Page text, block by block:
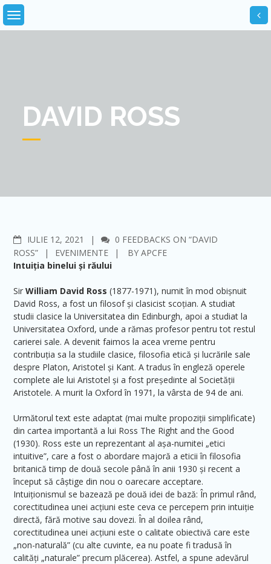
Skip
to
content
DAVID ROSS
IULIE 12, 2021 COMMENTS
0 FEEDBACKS ON “DAVID
ROSS”
EVENIMENTE BYAPCFE
Intuiția binelui și răului
SirWilliam David Ross (1877-1971), numit în mod obișnuit
David Ross, a fost un filosof și clasicist scoțian. A studiat
studii clasice la Universitatea din Edinburgh, apoi a studiat la
Universitatea Oxford, unde a rămas profesor pentru tot restul
carierei sale. A devenit faimos la acea vreme pentru
contribuția sa la studiile clasice, filosofia etică și lucrările sale
despre Platon, Aristotel și Kant. A tradus în engleză operele
complete ale lui Aristotel și a fost președinte al Societății
Aristotele. A murit la Oxford în 1971, la vârsta de 94 de ani.
Următorul text este adaptat (mai multe propoziții simplificate)
din cartea importantă a lui Ross The Right and the Good
(1930). Ross este un reprezentant al așa-numitei „etici
intuitive”, care a fost o abordare majoră a eticii în filosofia
britanică timp de două secole până în anii 1930 și recent a
început să câștige din nou o oarecare acceptare.
Intuiționismul se bazează pe două idei de bază: În primul rând,
corectitudinea unei acțiuni este ceva ce percepem prin intuiție
directă, fără motive sau dovezi. În al doilea rând,
corectitudinea unei acțiuni este o calitate obiectivă care este
„non-naturală” (cu alte cuvinte, ea nu poate fi tradusă în
calități „naturale” precum plăcerea). Astfel, a spune adevărul